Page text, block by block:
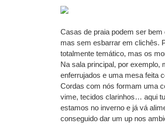
Casas de praia podem ser
mas sem esbarrar em clichês.
totalmente temático, mas os
Na sala principal, por
enferrujados e uma mesa feita
Cordas com nós formam uma
vime, tecidos clarinhos… aqui
estamos no inverno e já vá
conseguido dar um up nos